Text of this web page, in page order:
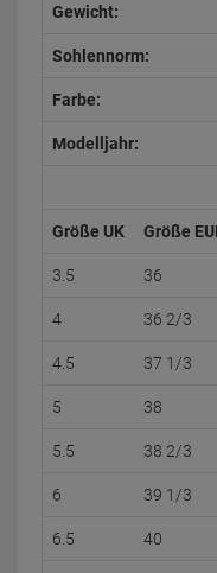
Gewicht:
Sohlennorm:
Farbe:
Modelljahr:
Größe UK Größe
3.5 36
4 36 2/3
4.5 37 1/3
5 38
5.5 38 2/3
6 39 1/3
6.5 40